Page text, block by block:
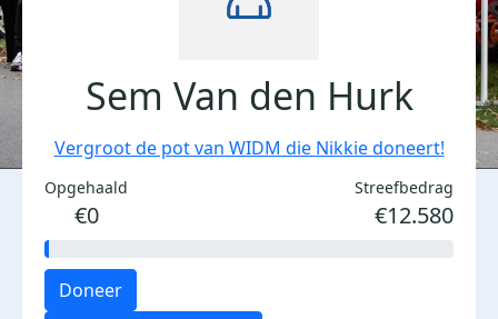
Sem Van den Hurk
Vergroot de pot van WIDM die Nikkie doneert!
Opgehaald
€0
Streefbedrag
€12.580
Doneer